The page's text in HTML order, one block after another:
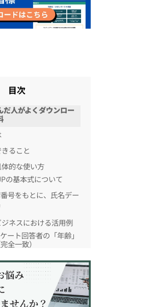
目次
だ人がよくダウンロー
ること
的な使い方
の基本式について
号をもとに、氏名デー
ネスにおける活用例
ート回答者の「年齢」
全一致）
ート回答者の「年代」
似一致）
で「#N/A」が出てきた
法～IFERROR関数～